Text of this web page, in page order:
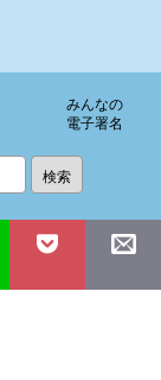
みんなの
電子署名